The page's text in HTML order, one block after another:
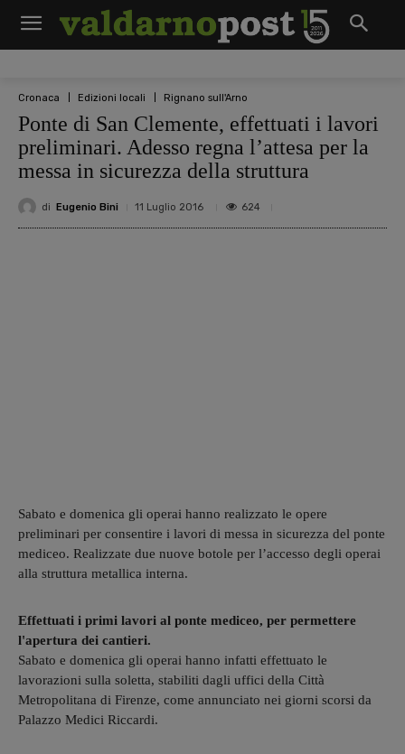
Cronaca Edizioni locali Rignano sull'Arno
Ponte di San Clemente, effettuati i lavori
preliminari. Adesso regna l’attesa per la
messa in sicurezza della struttura
di Eugenio Bini 11 Luglio 2016 624
Sabato e domenica gli operai hanno realizzato le opere
preliminari per consentire i lavori di messa in sicurezza del ponte
mediceo. Realizzate due nuove botole per l’accesso degli operai
alla struttura metallica interna.
Effettuati i primi lavori al ponte mediceo, per permettere
l'apertura dei cantieri.
Sabato e domenica gli operai hanno infatti effettuato le
lavorazioni sulla soletta, stabiliti dagli uffici della Città
Metropolitana di Firenze, come annunciato nei giorni scorsi da
Palazzo Medici Riccardi.